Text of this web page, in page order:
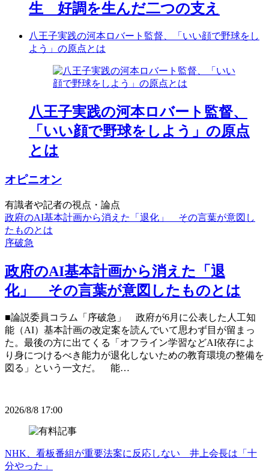
生 好調を生んだ二つの支え
八王子実践の河本ロバート監督、「いい顔で野球をし
よう」の原点とは
八王子実践の河本ロバート監督、
「いい顔で野球をしよう」の原点
とは
オピニオン
有識者や記者の視点・論点
政府のAI基本計画から消えた「退化」 その言葉が意図し
たものとは
序破急
政府のAI基本計画から消えた「退
化」 その言葉が意図したものとは
■論説委員コラム「序破急」 政府が6月に公表した人工知
能（AI）基本計画の改定案を読んでいて思わず目が留まっ
た。最後の方に出てくる「オフライン学習などAI依存によ
り身につけるべき能力が退化しないための教育環境の整備を
図る」という一文だ。 能…
2026/8/8 17:00
NHK、看板番組が重要法案に反応しない 井上会長は「十
分やった」